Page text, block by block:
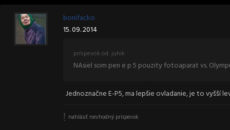
bonifacko
15. 09. 2014
príspevok od: juhik
NAsiel som pen e p 5 pouzity fotoaparat vs.
Jednoznačne E-P5, ma lepšie ovladanie, je to vyšší
nahlásiť nevhodný príspevok